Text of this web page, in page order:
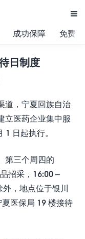

成功保障 免费
日制度
道，宁夏回族自治
立医药企业集中服
日起执行。​
第三个周四的
招采，16:00 –
，地点位于银川
医保局 19 楼接待